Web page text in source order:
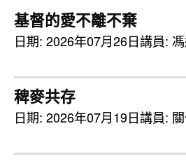
基督的愛不離不棄
日期: 2026年07月26日講員:
稗麥共存
日期: 2026年07月19日講員: